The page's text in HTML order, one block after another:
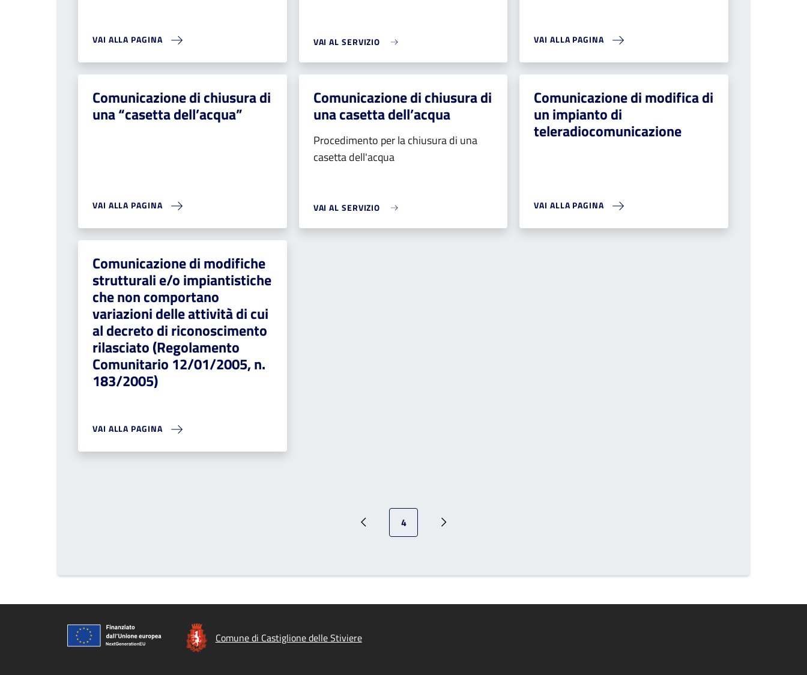
VAI ALLA PAGINA VAI AL SERVIZIO VAI ALLA PAGINA
Comunicazione di chiusura di
una “casetta dell’acqua”
VAI ALLA PAGINA
Comunicazione di chiusura di
una casetta dell’acqua
Procedimento per la chiusura di una
casetta dell'acqua
VAI AL SERVIZIO
Comunicazione di modifica di
un impianto di
teleradiocomunicazione
VAI ALLA PAGINA
Comunicazione di modifiche
strutturali e/o impiantistiche
che non comportano
variazioni delle attività di cui
al decreto di riconoscimento
rilasciato (Regolamento
Comunitario 12/01/2005, n.
183/2005)
VAI ALLA PAGINA
Pagina precedente
Pagina attuale
4
Prossima pagina
Comune di Castiglione delle Stiviere